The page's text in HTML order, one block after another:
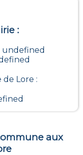
:
undefined
de Lore :
aux